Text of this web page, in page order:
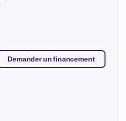
Demander un financement